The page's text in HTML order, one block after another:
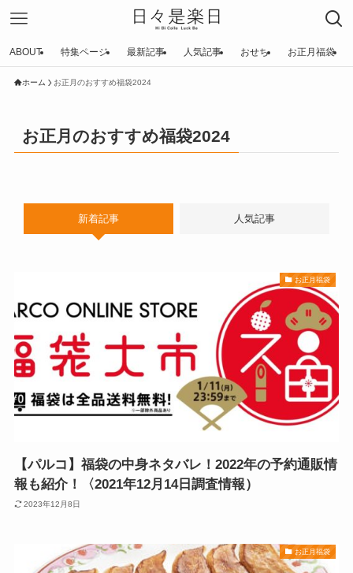
ABOUT 特集ページ 最新記事 人気記事 おせち お正月福袋
ホーム お正月のおすすめ福袋2024
お正月のおすすめ福袋2024
新着記事 人気記事
お正月福袋
【パルコ】福袋の中身ネタバレ！2022年の予約通販情
報も紹介！〈2021年12月14日調査情報）
2023年12月8日
お正月福袋